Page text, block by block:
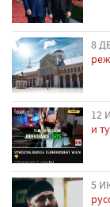
8
12
и
5